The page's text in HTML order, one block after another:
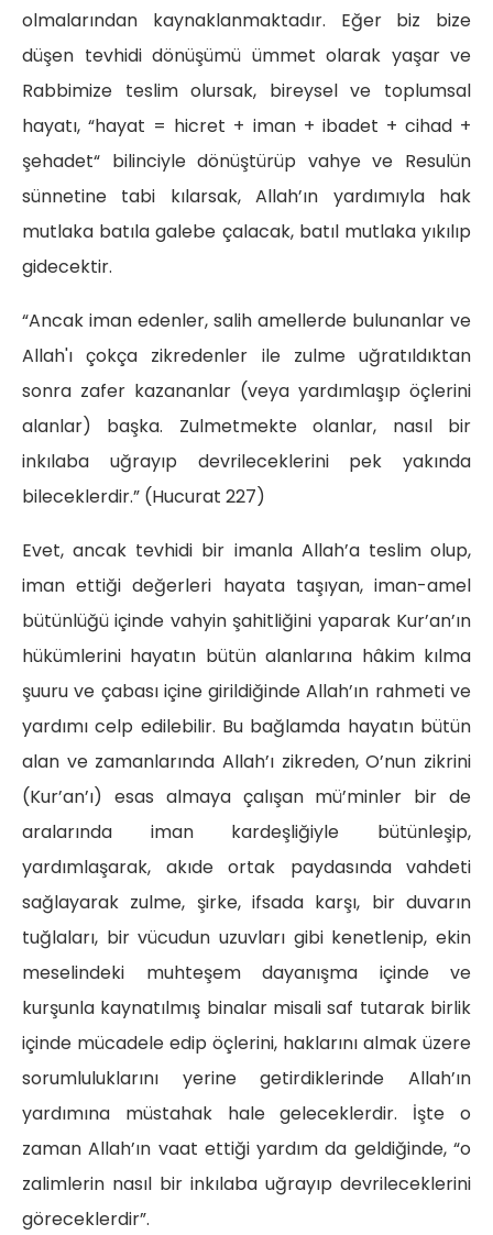
olmalarından kaynaklanmaktadır. Eğer biz bize
düşen tevhidi dönüşümü ümmet olarak yaşar ve
Rabbimize teslim olursak, bireysel ve toplumsal
hayatı, “hayat = hicret + iman + ibadet + cihad +
şehadet“ bilinciyle dönüştürüp vahye ve Resulün
sünnetine tabi kılarsak, Allah’ın yardımıyla hak
mutlaka batıla galebe çalacak, batıl mutlaka yıkılıp
gidecektir.
“Ancak iman edenler, salih amellerde bulunanlar ve
Allah'ı çokça zikredenler ile zulme uğratıldıktan
sonra zafer kazananlar (veya yardımlaşıp öçlerini
alanlar) başka. Zulmetmekte olanlar, nasıl bir
inkılaba uğrayıp devrileceklerini pek yakında
bileceklerdir.” (Hucurat 227)
Evet, ancak tevhidi bir imanla Allah’a teslim olup,
iman ettiği değerleri hayata taşıyan, iman-amel
bütünlüğü içinde vahyin şahitliğini yaparak Kur’an’ın
hükümlerini hayatın bütün alanlarına hâkim kılma
şuuru ve çabası içine girildiğinde Allah’ın rahmeti ve
yardımı celp edilebilir. Bu bağlamda hayatın bütün
alan ve zamanlarında Allah’ı zikreden, O’nun zikrini
(Kur’an’ı) esas almaya çalışan mü’minler bir de
aralarında iman kardeşliğiyle bütünleşip,
yardımlaşarak, akıde ortak paydasında vahdeti
sağlayarak zulme, şirke, ifsada karşı, bir duvarın
tuğlaları, bir vücudun uzuvları gibi kenetlenip, ekin
meselindeki muhteşem dayanışma içinde ve
kurşunla kaynatılmış binalar misali saf tutarak birlik
içinde mücadele edip öçlerini, haklarını almak üzere
sorumluluklarını yerine getirdiklerinde Allah’ın
yardımına müstahak hale geleceklerdir. İşte o
zaman Allah’ın vaat ettiği yardım da geldiğinde, “o
zalimlerin nasıl bir inkılaba uğrayıp devrileceklerini
göreceklerdir”.